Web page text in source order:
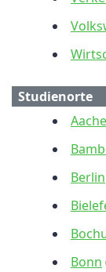
Studienorte
Berlin
Bonn